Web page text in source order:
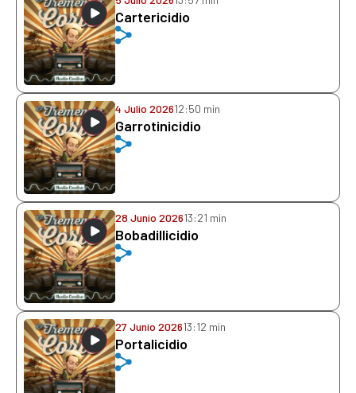
Cartericidio
4 Julio 202612:50 min
Garrotinicidio
28 Junio 202613:21 min
Bobadillicidio
27 Junio 202613:12 min
Portalicidio